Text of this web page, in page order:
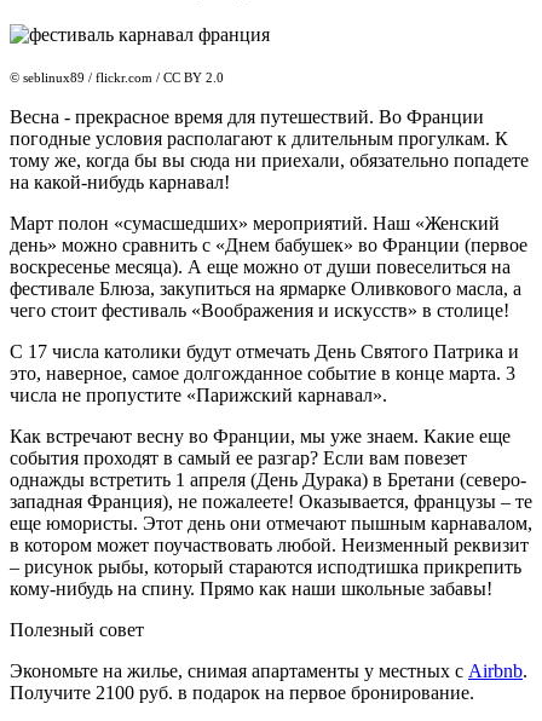
© seblinux89 / flickr.com / CC BY 2.0
Весна - прекрасное время для путешествий. Во Франции
погодные условия располагают к длительным прогулкам. К
тому же, когда бы вы сюда ни приехали, обязательно попадете
на какой-нибудь карнавал!
Март полон «сумасшедших» мероприятий. Наш «Женский
день» можно сравнить с «Днем бабушек» во Франции (первое
воскресенье месяца). А еще можно от души повеселиться на
фестивале Блюза, закупиться на ярмарке Оливкового масла, а
чего стоит фестиваль «Воображения и искусств» в столице!
С 17 числа католики будут отмечать День Святого Патрика и
это, наверное, самое долгожданное событие в конце марта. 3
числа не пропустите «Парижский карнавал».
Как встречают весну во Франции, мы уже знаем. Какие еще
события проходят в самый ее разгар? Если вам повезет
однажды встретить 1 апреля (День Дурака) в Бретани (северо-
западная Франция), не пожалеете! Оказывается, французы – те
еще юмористы. Этот день они отмечают пышным карнавалом,
в котором может поучаствовать любой. Неизменный реквизит
– рисунок рыбы, который стараются исподтишка прикрепить
кому-нибудь на спину. Прямо как наши школьные забавы!
Полезный совет
Экономьте на жилье, снимая апартаменты у местных с Airbnb.
Получите 2100 руб. в подарок на первое бронирование.